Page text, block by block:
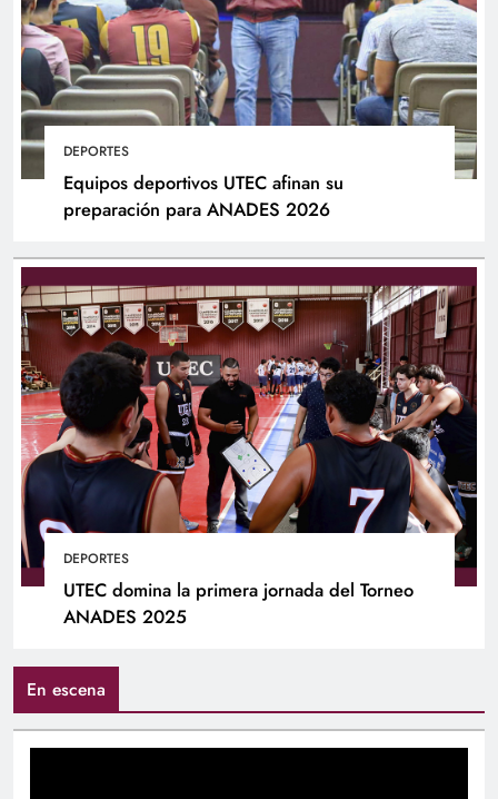
DEPORTES
Equipos deportivos UTEC afinan su
preparación para ANADES 2026
DEPORTES
UTEC domina la primera jornada del Torneo
ANADES 2025
En escena